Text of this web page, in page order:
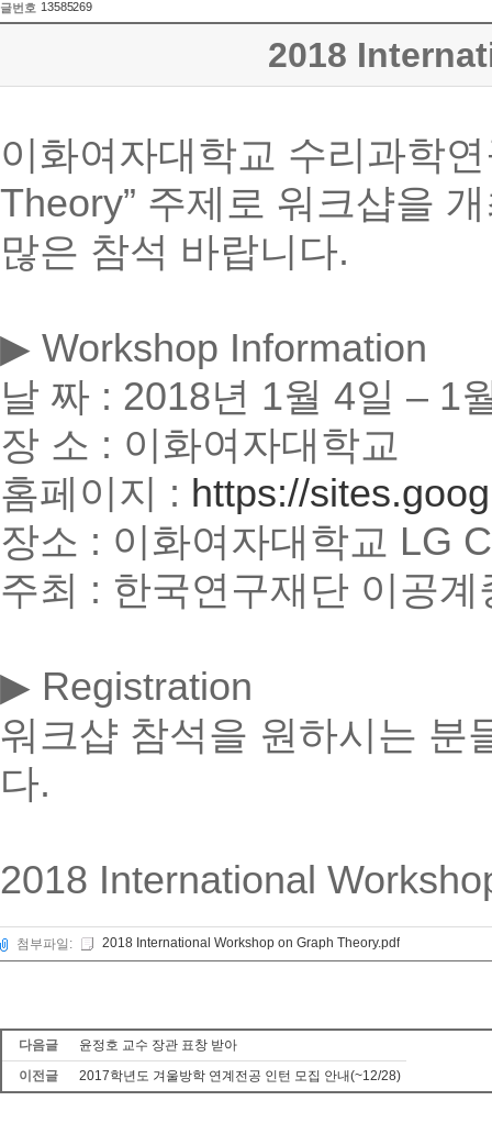
글번호 13585269
2018
이화여자대학교 수리과학
Theory” 주제로 워크샵을
많은 참석 바랍니다.
▶ Workshop Information
날 짜 : 2018년 1월 4일 – 1
장 소 : 이화여자대학교
홈페이지 : https://
장소 : 이화여자대학교 LG
주최 : 한국연구재단 이공
▶ Registration
워크샵 참석을 원하시는 분
다.
2018 International
첨부파일: 2018 International Workshop on Graph Theory.pdf
다음글
윤정호 교수 장관 표창 받아
이전글
2017학년도 겨울방학 연계전공 인턴 모집 안내(~12/28)